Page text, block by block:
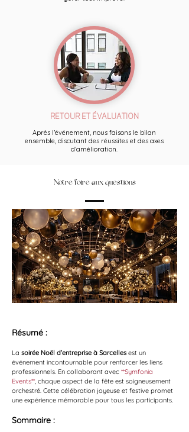
RETOUR ET ÉVALUATION
Après l’événement, nous faisons le bilan
ensemble, discutant des réussites et des axes
d’amélioration.
Notre foire aux questions
Résumé :
La soirée Noël d’entreprise à Sarcelles est un
événement incontournable pour renforcer les liens
professionnels. En collaborant avec **Symfonia
Events**, chaque aspect de la fête est soigneusement
orchestré. Cette célébration joyeuse et festive promet
une expérience mémorable pour tous les participants.
Sommaire :